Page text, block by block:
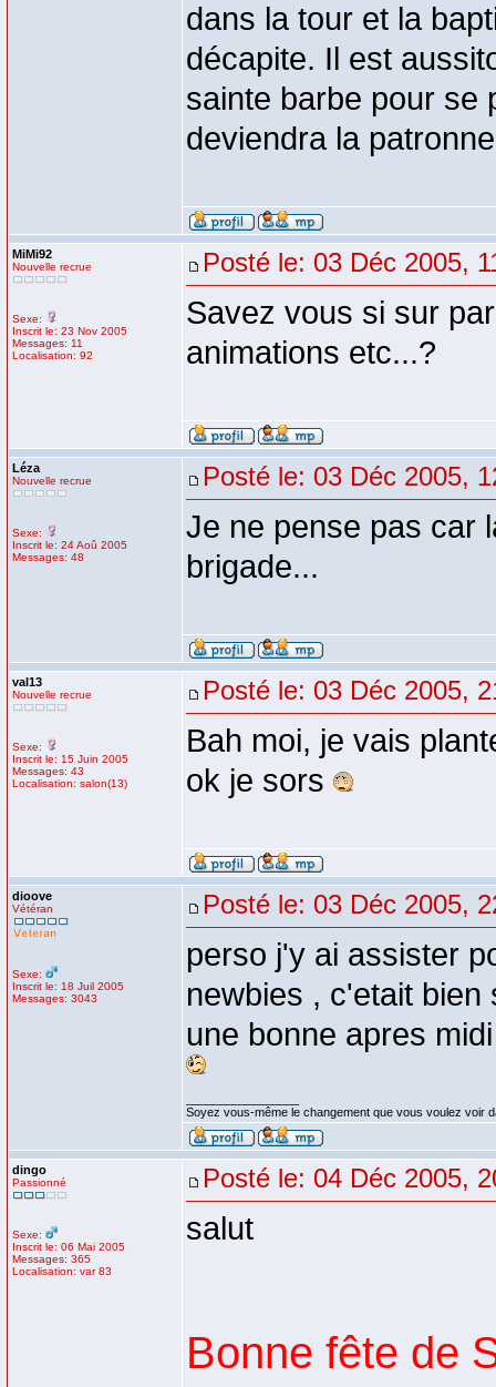
dans la tour et la
décapite. Il est
sainte barbe pour se
deviendra la
MiMi92
Nouvelle recrue
Sexe:
Inscrit le: 23 Nov 2005
Messages: 11
Localisation: 92
Posté le: 03 Déc 2005,
Savez vous si sur
animations etc...?
Léza
Nouvelle recrue
Sexe:
Inscrit le: 24 Aoû 2005
Messages: 48
Posté le: 03 Déc 2005,
Je ne pense pas car
brigade...
val13
Nouvelle recrue
Sexe:
Inscrit le: 15 Juin 2005
Messages: 43
Localisation: salon(13)
Posté le: 03 Déc 2005,
Bah moi, je vais
ok je sors
dioove
Vétéran
Sexe:
Inscrit le: 18 Juil 2005
Messages: 3043
Posté le: 03 Déc 2005,
perso j'y ai assister
newbies , c'etait
une bonne apres
Soyez vous-même le changement que vous voulez voir
dingo
Passionné
Sexe:
Inscrit le: 06 Mai 2005
Messages: 365
Localisation: var 83
Posté le: 04 Déc 2005,
salut
Bonne fête de